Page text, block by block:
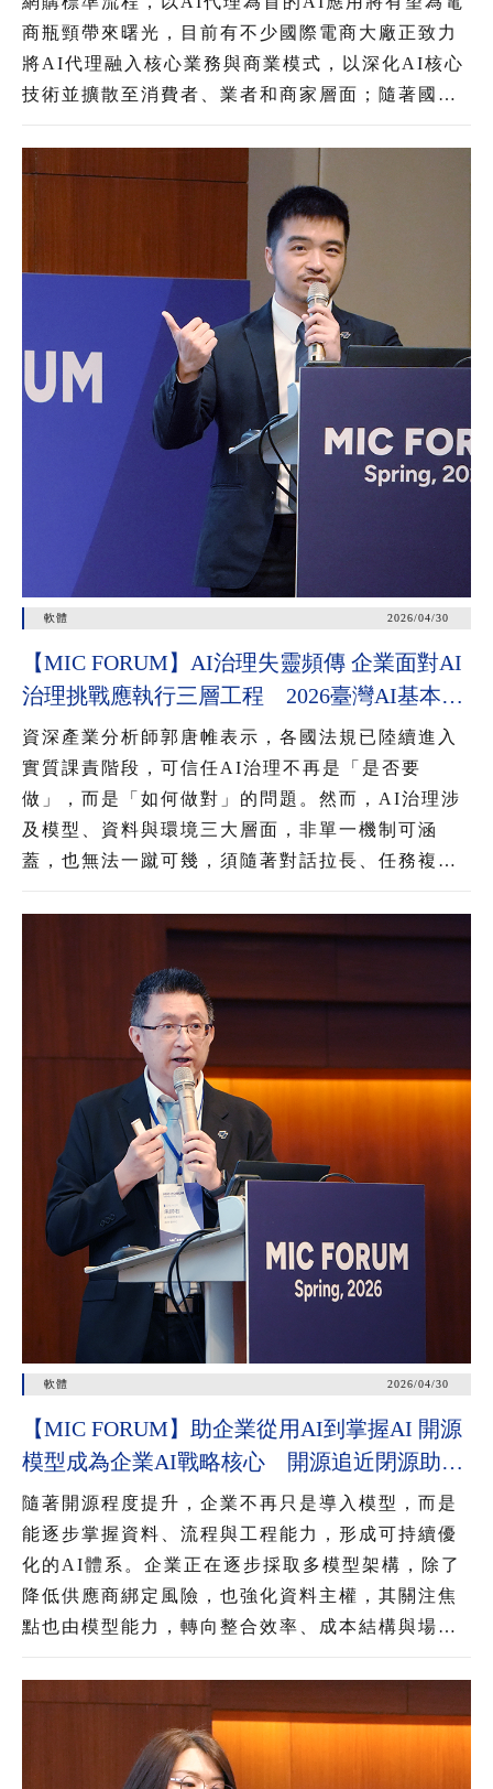
商瓶頸帶來曙光，目前有不少國際電商大廠正致力
將AI代理融入核心業務與商業模式，以深化AI核心
技術並擴散至消費者、業者和商家層面；隨著國內
共識。
軟體 2026/04/30
【MIC FORUM】AI治理失靈頻傳 企業面對AI
治理挑戰應執行三層工程 2026臺灣AI基本法
上路 企業應把握2年布局治理能力
資深產業分析師郭唐帷表示，各國法規已陸續進入
實質課責階段，可信任AI治理不再是「是否要
做」，而是「如何做對」的問題。然而，AI治理涉
及模型、資料與環境三大層面，非單一機制可涵
蓋，也無法一蹴可幾，須隨著對話拉長、任務複雜
軟體 2026/04/30
【MIC FORUM】助企業從用AI到掌握AI 開源
模型成為企業AI戰略核心 開源追近閉源助垂
直領域加速導入 治理機制為長遠發展關鍵
隨著開源程度提升，企業不再只是導入模型，而是
能逐步掌握資料、流程與工程能力，形成可持續優
化的AI體系。企業正在逐步採取多模型架構，除了
降低供應商綁定風險，也強化資料主權，其關注焦
點也由模型能力，轉向整合效率、成本結構與場景